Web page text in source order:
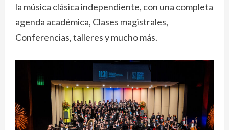
la música clásica independiente, con una completa
agenda académica, Clases magistrales,
Conferencias, talleres y mucho más.